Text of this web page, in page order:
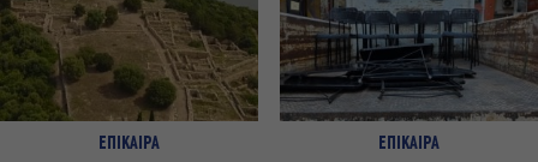
ΕΠΙΚΑΙΡΑ ΕΠΙΚΑΙΡΑ